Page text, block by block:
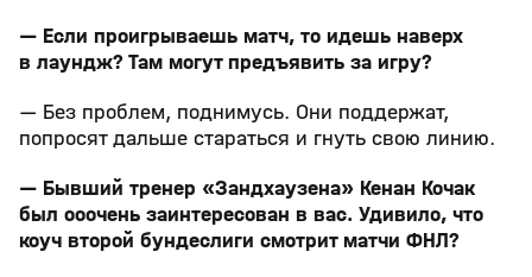
— Если проигрываешь матч, то идешь наверх
в лаундж? Там могут предъявить за игру?
— Без проблем, поднимусь. Они поддержат,
попросят дальше стараться и гнуть свою линию.
— Бывший тренер «Зандхаузена» Кенан Кочак
был ооочень заинтересован в вас. Удивило, что
коуч второй бундеслиги смотрит матчи ФНЛ?